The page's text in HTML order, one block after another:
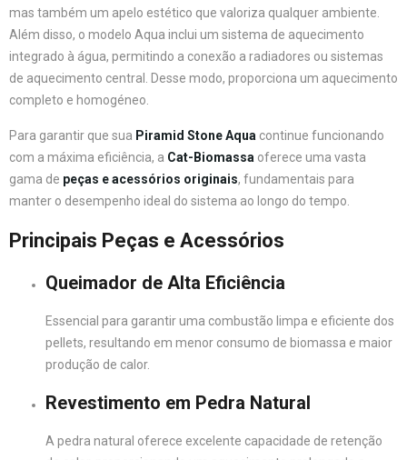
mas também um apelo estético que valoriza qualquer ambiente.
Além disso, o modelo Aqua inclui um sistema de aquecimento
integrado à água, permitindo a conexão a radiadores ou sistemas
de aquecimento central. Desse modo, proporciona um aquecimento
completo e homogéneo.
Para garantir que sua Piramid Stone Aqua continue funcionando
com a máxima eficiência, a Cat-Biomassa oferece uma vasta
gama de peças e acessórios originais, fundamentais para
manter o desempenho ideal do sistema ao longo do tempo.
Principais Peças e Acessórios
Queimador de Alta Eficiência
Essencial para garantir uma combustão limpa e eficiente dos
pellets, resultando em menor consumo de biomassa e maior
produção de calor.
Revestimento em Pedra Natural
A pedra natural oferece excelente capacidade de retenção